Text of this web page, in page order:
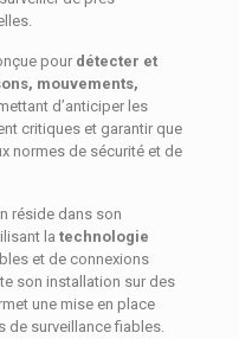
pour détecter et
mouvements,
d’anticiper les
critiques et garantir que
normes de sécurité et de
réside dans son
la technologie
et de connexions
son installation sur des
une mise en place
de surveillance fiables.